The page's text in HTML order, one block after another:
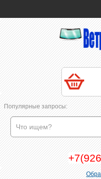
Популярные запросы: